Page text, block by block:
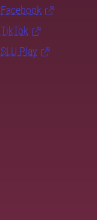
Facebook
TikTok
SLU Play